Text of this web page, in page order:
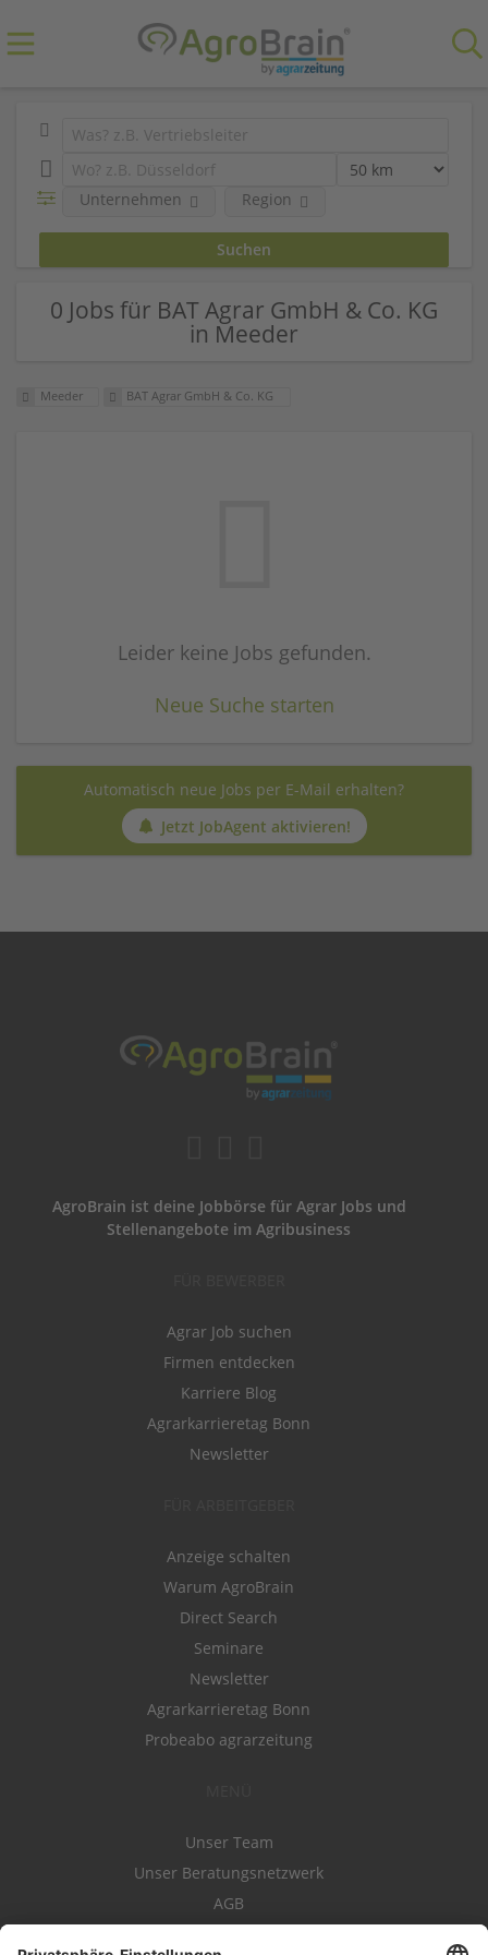
Unternehmen Region
0 Jobs für BAT Agrar GmbH & Co. KG
in Meeder
Meeder BAT Agrar GmbH & Co. KG
Leider keine Jobs gefunden.
Neue Suche starten
Automatisch neue Jobs per E-Mail erhalten?
Jetzt JobAgent aktivieren!
AgroBrain ist deine Jobbörse für Agrar Jobs und
Stellenangebote im Agribusiness
Agrar Job suchen
Firmen entdecken
Karriere Blog
Agrarkarrieretag Bonn
Newsletter
Anzeige schalten
Warum AgroBrain
Direct Search
Seminare
Newsletter
Agrarkarrieretag Bonn
Probeabo agrarzeitung
Unser Team
Unser Beratungsnetzwerk
AGB